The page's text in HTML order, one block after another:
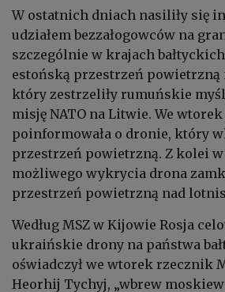
W ostatnich dniach nasiliły się
udziałem bezzałogowców na
szczególnie w krajach
estońską przestrzeń powietrzną
który zestrzeliły rumuńskie
misję NATO na Litwie. We
poinformowała o dronie, który
przestrzeń powietrzną. Z kolei w
możliwego wykrycia drona
przestrzeń powietrzną nad
Według MSZ w Kijowie Rosja
ukraińskie drony na państwa
oświadczył we wtorek rzecznik
Heorhij Tychyj, „wbrew